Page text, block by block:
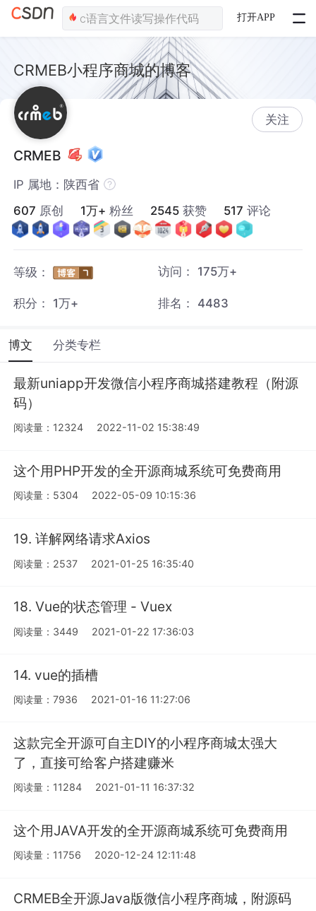
打开APP
CRMEB小程序商城的博客
关注
CRMEB
IP 属地：陕西省
607 原创 1万+ 粉丝 2545 获赞 517 评论
等级： 访问： 175万+
积分： 1万+ 排名： 4483
博文 分类专栏
最新uniapp开发微信小程序商城搭建教程（附源
码）
阅读量：12324 2022-11-02 15:38:49
这个用PHP开发的全开源商城系统可免费商用
阅读量：5304 2022-05-09 10:15:36
19. 详解网络请求Axios
阅读量：2537 2021-01-25 16:35:40
18. Vue的状态管理 - Vuex
阅读量：3449 2021-01-22 17:36:03
14. vue的插槽
阅读量：7936 2021-01-16 11:27:06
这款完全开源可自主DIY的小程序商城太强大
了，直接可给客户搭建赚米
阅读量：11284 2021-01-11 16:37:32
这个用JAVA开发的全开源商城系统可免费商用
阅读量：11756 2020-12-24 12:11:48
CRMEB全开源Java版微信小程序商城，附源码